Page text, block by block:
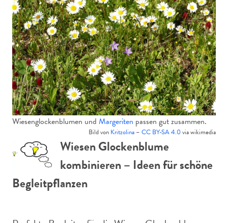
Wiesenglockenblumen und Margeriten passen gut zusammen.
Bild von Kritzolina – CC BY-SA 4.0via wikimedia
Wiesen Glockenblume
kombinieren – Ideen für schöne
Begleitpflanzen